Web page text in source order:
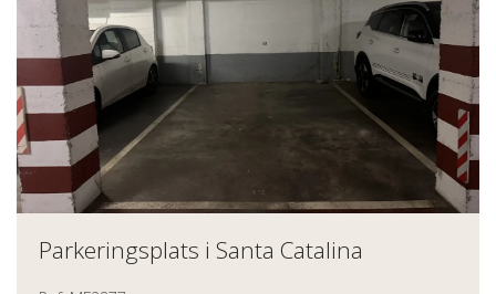
Parkeringsplats i Santa Catalina